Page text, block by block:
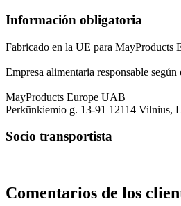
Información obligatoria
Fabricado en la UE para MayProducts
Empresa alimentaria responsable
MayProducts Europe UAB
Perkūnkiemio g. 13-91 12114 Vilnius,
Socio transportista
Comentarios de los